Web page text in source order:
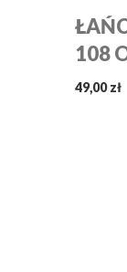
108
49,00 zł